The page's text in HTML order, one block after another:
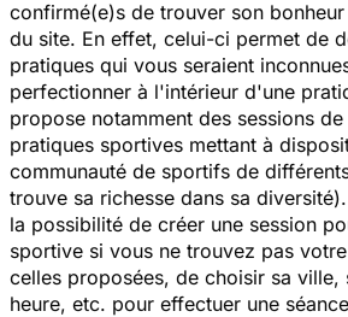
confirmé(e)s de trouver son
du site. En effet, celui-ci permet de
pratiques qui vous seraient
perfectionner à l'intérieur d'une
propose notamment des sessions
pratiques sportives mettant à
communauté de sportifs de
trouve sa richesse dans sa
la possibilité de créer une session
sportive si vous ne trouvez pas
celles proposées, de choisir sa ville,
heure, etc. pour effectuer une